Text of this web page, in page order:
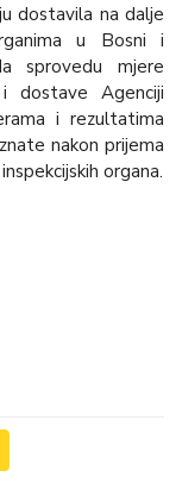
dostavila na dalje
u Bosni i
sprovedu mjere
dostave Agenciji
i rezultatima
nakon prijema
organa.